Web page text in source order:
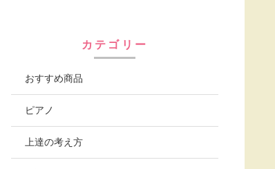
カテゴリー
おすすめ商品
ピアノ
上達の考え方